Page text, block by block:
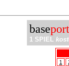
base
1 SPIEL
1